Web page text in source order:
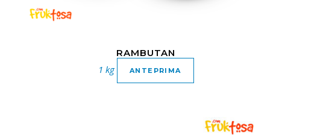
RAMBUTAN
1 kg ANTEPRIMA